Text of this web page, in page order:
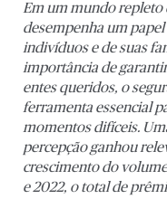
Em um mundo repleto
desempenha um
indivíduos e de suas
importância de
entes queridos, o
ferramenta essencial
momentos difíceis.
percepção ganhou
crescimento do
e 2022, o total de